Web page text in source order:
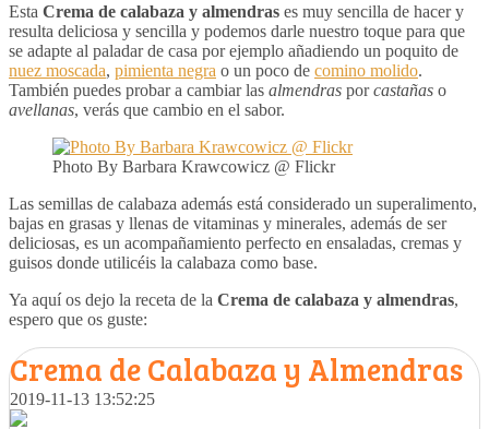
Esta Crema de calabaza y almendras es muy sencilla de hacer y
resulta deliciosa y sencilla y podemos darle nuestro toque para que
se adapte al paladar de casa por ejemplo añadiendo un poquito de
nuez moscada, pimienta negra o un poco de comino molido.
También puedes probar a cambiar las almendras porcastañas o
avellanas, verás que cambio en el sabor.
Photo By Barbara Krawcowicz @ Flickr
Las semillas de calabaza además está considerado un superalimento,
bajas en grasas y llenas de vitaminas y minerales, además de ser
deliciosas, es un acompañamiento perfecto en ensaladas, cremas y
guisos donde utilicéis la calabaza como base.
Ya aquí os dejo la receta de la Crema de calabaza y almendras,
espero que os guste:
Crema de Calabaza y Almendras
2019-11-13 13:52:25